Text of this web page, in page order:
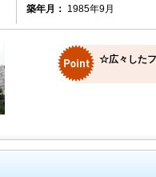
築年月： 1985年9月
☆広々した